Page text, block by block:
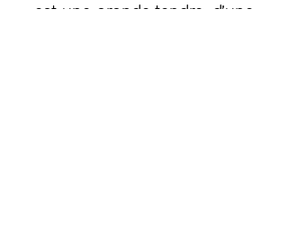
est une grande tendre, d’une